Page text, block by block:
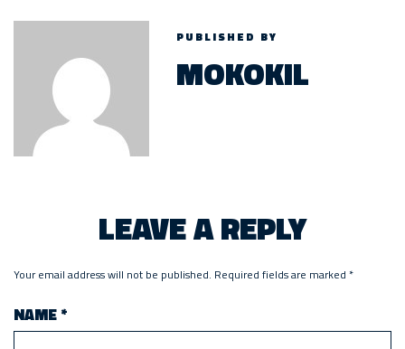
PUBLISHED BY
MOKOKIL
LEAVE A REPLY
Your email address will not be published. Required fields are marked *
NAME*